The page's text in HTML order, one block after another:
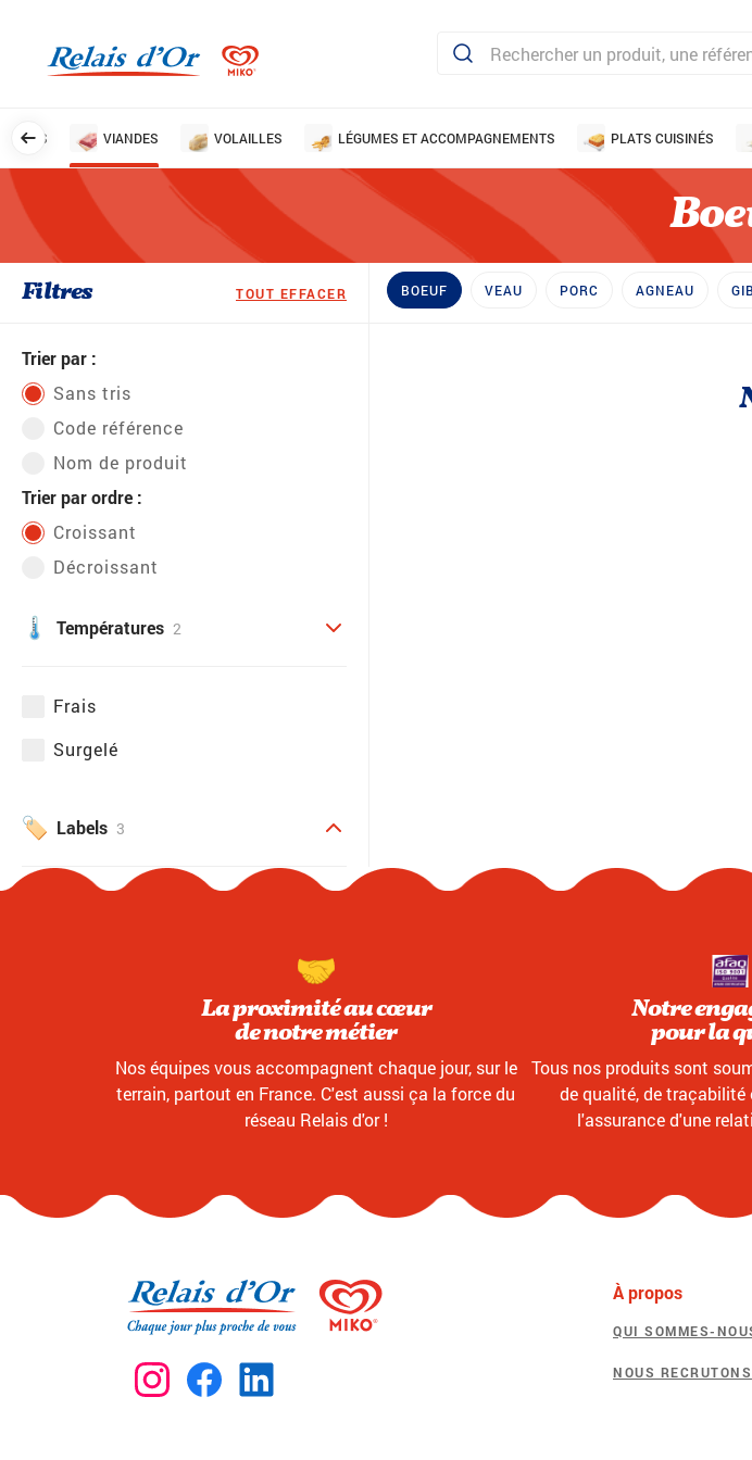
VIANDES VOLAILLES LÉGUMES ET ACCOMPAGNEMENTS PLATS CUISINÉS
Filtres TOUT EFFACER
Trier par :
Sans tris
Code référence
Nom de produit
Trier par ordre :
Croissant
Décroissant
Températures 2
Frais
Surgelé
Labels 3
BOEUF VEAU PORC AGNEAU
La proximité au cœur
de notre métier
Nos équipes vous accompagnent chaque jour, sur le
terrain, partout en France. C'est aussi ça la force du
réseau Relais d'or !
Notre
pour la
Tous nos produits sont
de qualité, de traçabilité
l'assurance d'une
À propos
QUI SOMMES-
NOUS RECRUTONS